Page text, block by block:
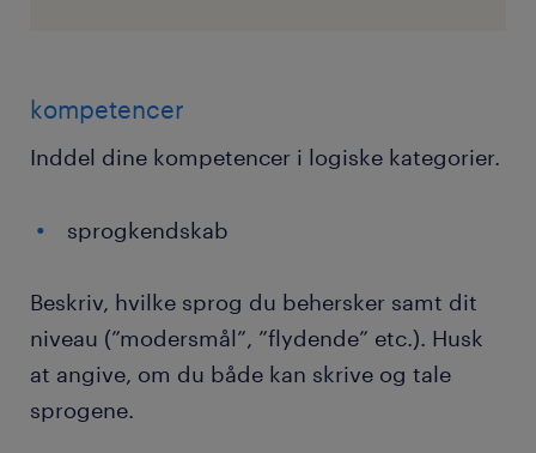
kompetencer
Inddel dine kompetencer i logiske kategorier.
sprogkendskab
Beskriv, hvilke sprog du behersker samt dit
niveau (”modersmål”, ”flydende” etc.). Husk
at angive, om du både kan skrive og tale
sprogene.